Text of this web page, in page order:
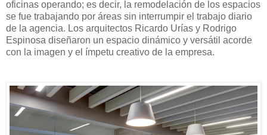
oficinas operando; es decir, la remodelación de los espacios
se fue trabajando por áreas sin interrumpir el trabajo diario
de la agencia. Los arquitectos Ricardo Urías y Rodrigo
Espinosa diseñaron un espacio dinámico y versátil acorde
con la imagen y el ímpetu creativo de la empresa.